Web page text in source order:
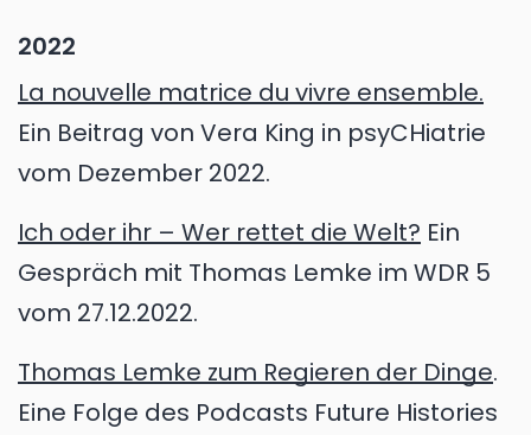
2022
La nouvelle matrice du vivre ensemble.
Ein Beitrag von Vera King in psyCHiatrie
vom Dezember 2022.
Ich oder ihr – Wer rettet die Welt? Ein
Gespräch mit Thomas Lemke im WDR 5
vom 27.12.2022.
Thomas Lemke zum Regieren der Dinge.
Eine Folge des Podcasts Future Histories